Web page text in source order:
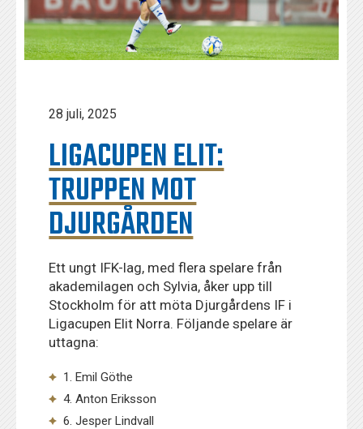
28 juli, 2025
LIGACUPEN ELIT:
TRUPPEN MOT
DJURGÅRDEN
Ett ungt IFK-lag, med flera spelare från
akademilagen och Sylvia, åker upp till
Stockholm för att möta Djurgårdens IF i
Ligacupen Elit Norra. Följande spelare är
uttagna:
1. Emil Göthe
4. Anton Eriksson
6. Jesper Lindvall